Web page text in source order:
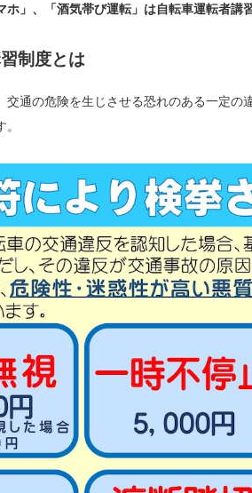
ホ」、「酒気帯び運転」は自転車運転者講
制度とは
交通の危険を生じさせる恐れのある一定の